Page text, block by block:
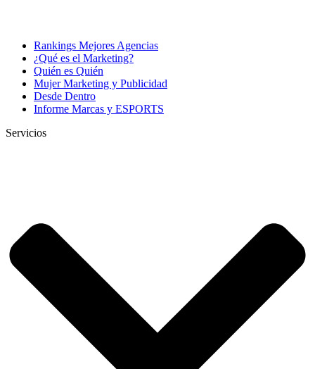
Rankings Mejores Agencias
¿Qué es el Marketing?
Quién es Quién
Mujer Marketing y Publicidad
Desde Dentro
Informe Marcas y ESPORTS
Servicios